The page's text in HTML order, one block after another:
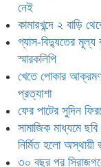
৩০
নেই
কামারখন্দে ২ বাড়ি
গ্যাস-বিদ্যুতের মূল্য
স্মারকলিপি
খেতে পোকার
প্রত্যাশা
ফের পাটের সুদিন
সামাজিক মাধ্যমে
নির্মিত হলো অস্থায়ী
৩০ বছর পর